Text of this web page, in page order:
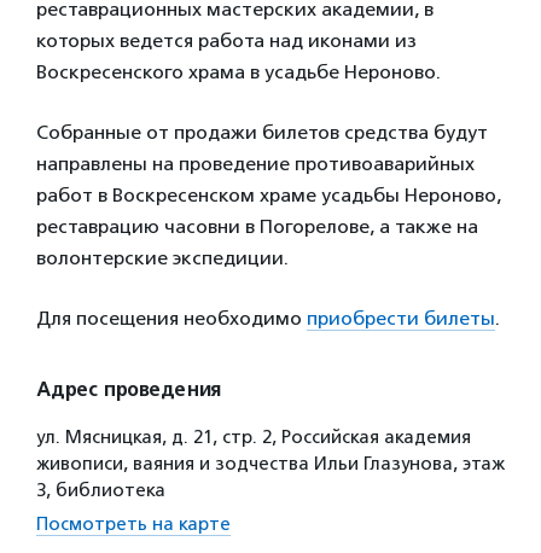
реставрационных мастерских академии, в
которых ведется работа над иконами из
Воскресенского храма в усадьбе Нероново.
Собранные от продажи билетов средства будут
направлены на проведение противоаварийных
работ в Воскресенском храме усадьбы Нероново,
реставрацию часовни в Погорелове, а также на
волонтерские экспедиции.
Для посещения необходимо приобрести билеты.
Адрес проведения
ул. Мясницкая, д. 21, стр. 2, Российская академия
живописи, ваяния и зодчества Ильи Глазунова, этаж
3, библиотека
Посмотреть на карте